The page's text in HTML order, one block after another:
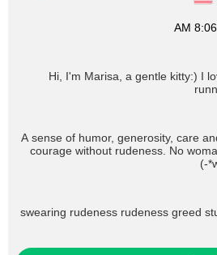
Hi, I'm Marisa, a gentle kitty:) I
A sense of humor, generosity, care
courage without rudeness. No
swearing rudeness rudeness greed stupidity.compliments about